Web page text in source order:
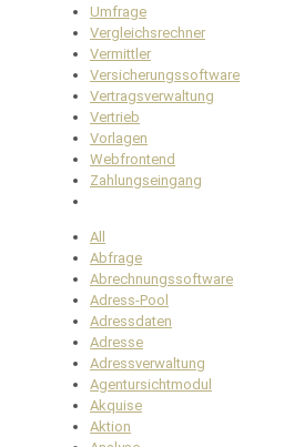
Umfrage
Vergleichsrechner
Vermittler
Versicherungssoftware
Vertragsverwaltung
Vertrieb
Vorlagen
Webfrontend
Zahlungseingang
All
Abfrage
Abrechnungssoftware
Adress-Pool
Adressdaten
Adresse
Adressverwaltung
Agentursichtmodul
Akquise
Aktion